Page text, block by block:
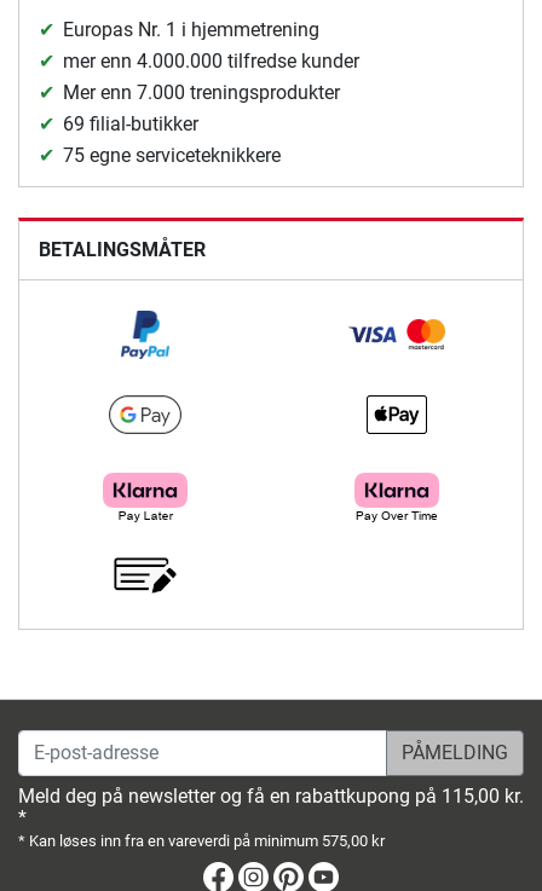
Europas Nr. 1 i hjemmetrening
mer enn 4.000.000 tilfredse kunder
Mer enn 7.000 treningsprodukter
69 filial-butikker
75 egne serviceteknikkere
BETALINGSMÅTER
E-post-adresse
Meld deg på newsletter og få en rabattkupong på 115,00 kr.
*
* Kan løses inn fra en vareverdi på minimum 575,00 kr
Facebook
Instagram
Pinterest